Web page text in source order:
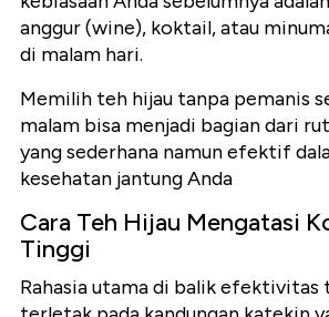
anggur (wine), koktail, atau
di malam hari.
Memilih teh hijau tanpa pemanis
malam bisa menjadi bagian dari
yang sederhana namun efektif
kesehatan jantung Anda
Cara Teh Hijau Mengatasi
Tinggi
Rahasia utama di balik efektivitas